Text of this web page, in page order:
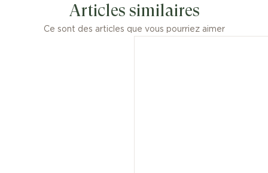
Articles similaires
Ce sont des articles que vous pourriez aimer